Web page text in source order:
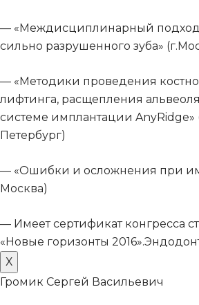
— «Междисциплинарный
сильно разрушенного зуба»
— «Методики проведения
лифтинга, расщепления
системе имплантации AnyRidge»
Петербург)
— «Ошибки и осложнения при
Москва)
— Имеет сертификат конгресса
«Новые горизонты
Х
Громик Сергей Васильевич